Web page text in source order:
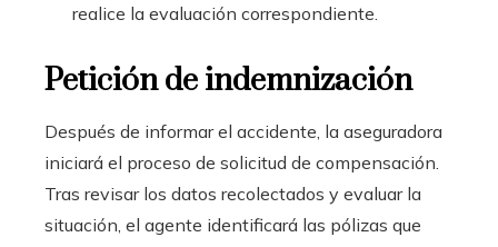
realice la evaluación correspondiente.
Petición de indemnización
Después de informar el accidente, la aseguradora
iniciará el proceso de solicitud de compensación.
Tras revisar los datos recolectados y evaluar la
situación, el agente identificará las pólizas que